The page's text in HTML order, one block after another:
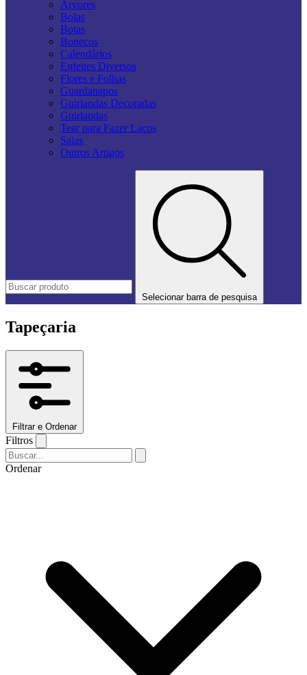
Árvores
Bolas
Botas
Bonecos
Calendários
Enfeites Diversos
Flores e Folhas
Guardanapos
Guirlandas Decoradas
Guirlandas
Tear para Fazer Laços
Saias
Outros Artigos
Selecionar barra de pesquisa
Tapeçaria
Filtrar e Ordenar
Filtros
Ordenar